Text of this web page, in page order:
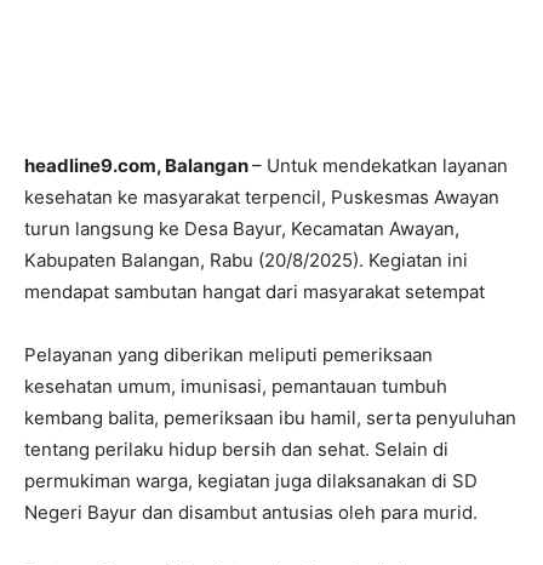
headline9.com, Balangan– Untuk mendekatkan layanan
kesehatan ke masyarakat terpencil, Puskesmas Awayan
turun langsung ke Desa Bayur, Kecamatan Awayan,
Kabupaten Balangan, Rabu (20/8/2025). Kegiatan ini
mendapat sambutan hangat dari masyarakat setempat
Pelayanan yang diberikan meliputi pemeriksaan
kesehatan umum, imunisasi, pemantauan tumbuh
kembang balita, pemeriksaan ibu hamil, serta penyuluhan
tentang perilaku hidup bersih dan sehat. Selain di
permukiman warga, kegiatan juga dilaksanakan di SD
Negeri Bayur dan disambut antusias oleh para murid.